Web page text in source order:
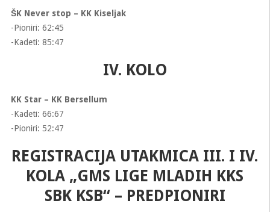
ŠK Never stop – KK Kiseljak
-Pioniri: 62:45
-Kadeti: 85:47
IV. KOLO
KK Star – KK Bersellum
-Kadeti: 66:67
-Pioniri: 52:47
REGISTRACIJA UTAKMICA III. I IV.
KOLA „GMS LIGE MLADIH KKS
SBK KSB“ – PREDPIONIRI